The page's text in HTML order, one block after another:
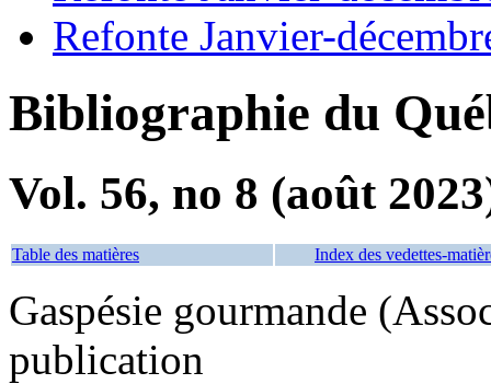
Refonte Janvier-
Bibliographie du
Vol. 56, no 8 (août
Table des matières Index des vedettes-
Gaspésie gourmande
publication